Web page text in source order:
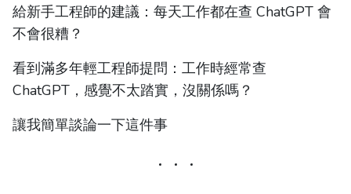
給新手工程師的建議：每天工作都在查 ChatGPT 會
不會很糟？
看到滿多年輕工程師提問：工作時經常查
ChatGPT，感覺不太踏實，沒關係嗎？
讓我簡單談論一下這件事